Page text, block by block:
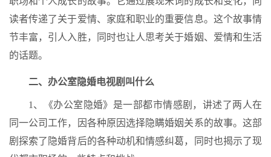
读者传递了关于爱情、家庭和职业的重要信息。这个故事情
节丰富，引人入胜，同时也让人思考关于婚姻、爱情和生活
的话题。
二、办公室隐婚电视剧叫什么
1、《办公室隐婚》是一部都市情感剧，讲述了两人在
同一公司工作，因各种原因选择隐瞒婚姻关系的故事。这部
剧探索了隐婚背后的各种动机和情感纠葛，同时也揭示了现